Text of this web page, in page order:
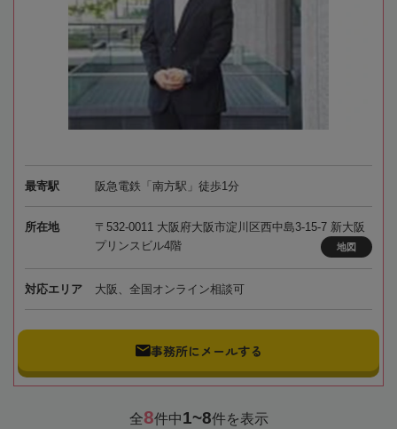
最寄駅 阪急電鉄「南方駅」徒歩1分
所在地
〒532-0011 大阪府大阪市淀川区西中島3-15-7 新大阪
プリンスビル4階
地図
対応エリア 大阪、全国オンライン相談可
事務所にメールする
全8件中1~8件を表示